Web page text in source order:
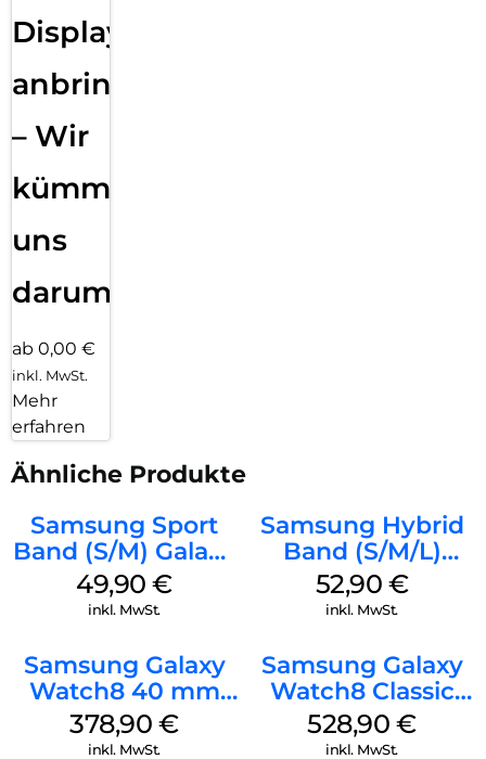
Displayfolie
anbringen
– Wir
kümmern
uns
darum!
ab 0,00 €
inkl. MwSt.
Mehr
erfahren
Ähnliche Produkte
Samsung Sport
Band (S/M) Galaxy
Watch8/Watch8
Classic White
49,90€
inkl. MwSt.
Samsung Hybrid
Band (S/M/L)
Galaxy
Watch8/Watch8
52,90 €
inkl. MwSt.
Samsung Galaxy
Watch8 40 mm
Graphite
378,90€
inkl. MwSt.
Samsung Galaxy
Watch8 Classic
Black
528,90€
inkl. MwSt.